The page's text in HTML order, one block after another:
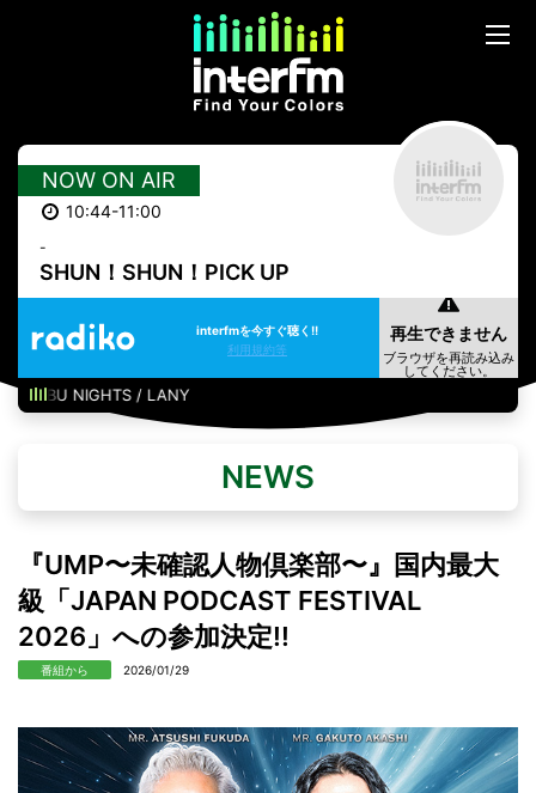
NOW ON AIR
10:44-11:00
-
SHUN！SHUN！PICK UP
interfmを今すぐ聴く!!
利用規約等
NIGHTS / LANY
NEWS
『UMP〜未確認⼈物倶楽部〜』国内最大
級「JAPAN PODCAST FESTIVAL
2026」への参加決定!!
番組から 2026/01/29